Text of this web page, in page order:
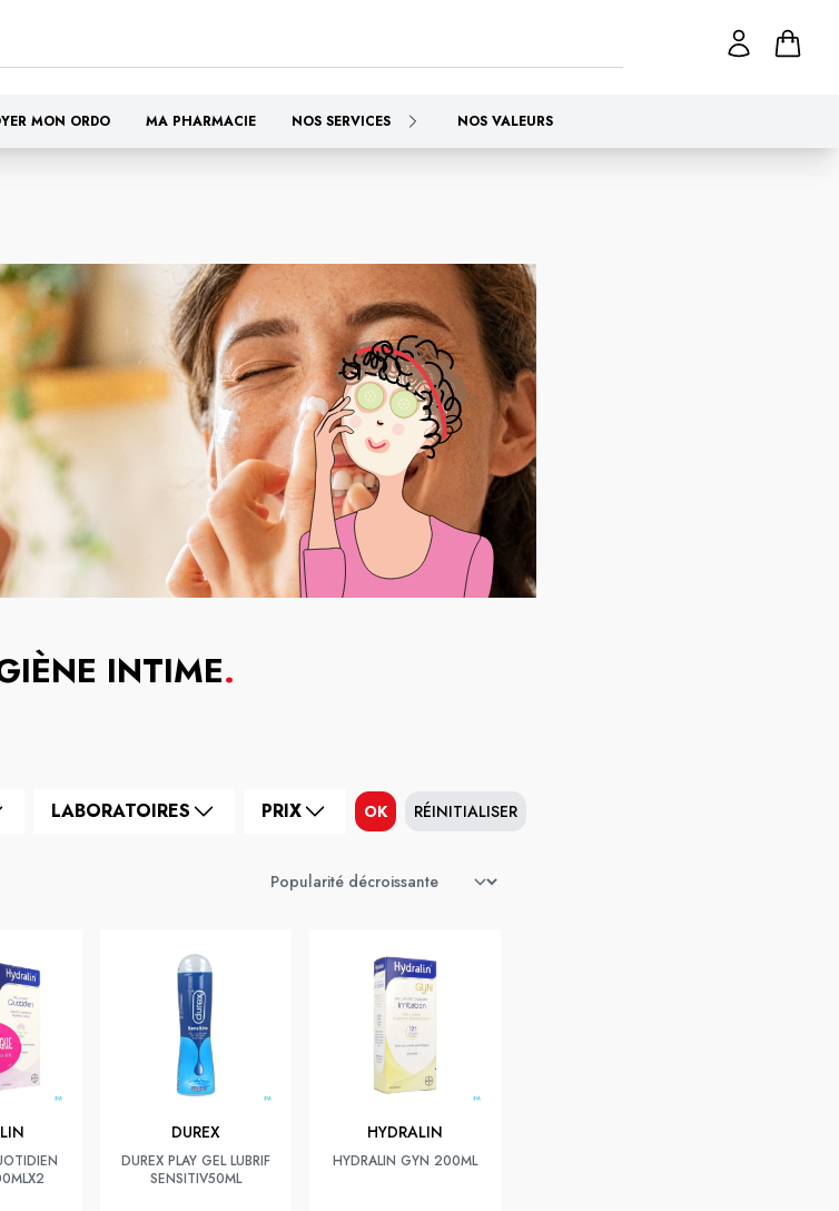
MON ORDO MA PHARMACIE NOS SERVICES NOS VALEURS
INTIME.
LABORATOIRES PRIX OK RÉINITIALISER
DUREX
DUREX PLAY GEL LUBRIF
SENSITIV50ML
HYDRALIN
HYDRALIN GYN 200ML